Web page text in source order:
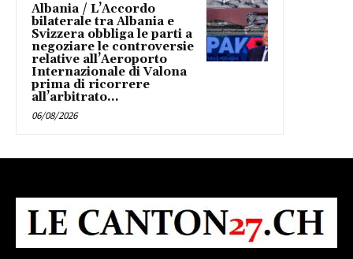
Albania / L’Accordo
bilaterale tra Albania e
Svizzera obbliga le parti a
negoziare le controversie
relative all’Aeroporto
Internazionale di Valona
prima di ricorrere
all’arbitrato...
06/08/2026